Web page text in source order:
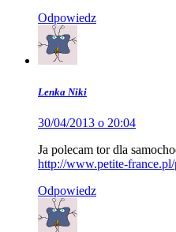
Odpowiedz
Lenka Niki
30/04/2013 o 20:04
Ja polecam tor dla
http://www.petite-
Odpowiedz